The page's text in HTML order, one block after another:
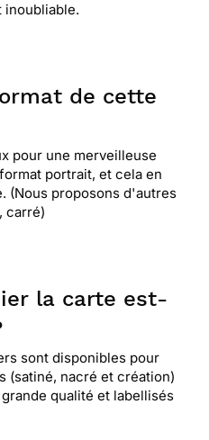
de cette
pour une merveilleuse
portrait, et cela en
(Nous proposons d'autres
carré)
la carte est-
sont disponibles pour
(satiné, nacré et création)
qualité et labellisés